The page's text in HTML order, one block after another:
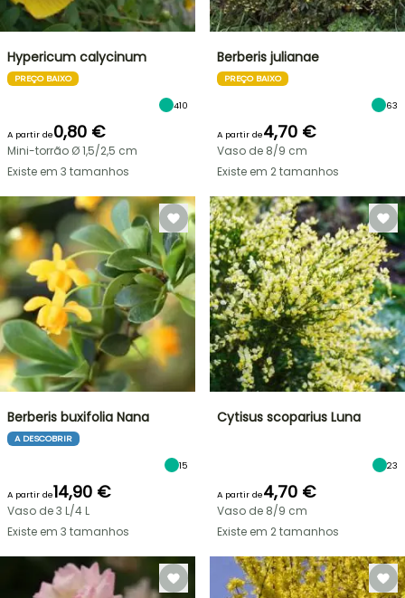
Hypericum calycinum
PREÇO BAIXO
410
A partir de0,80 €
Mini-torrão Ø 1,5/2,5 cm
Existe em 3 tamanhos
Berberis julianae
PREÇO BAIXO
63
A partir de4,70 €
Vaso de 8/9 cm
Existe em 2 tamanhos
Berberis buxifolia Nana
A DESCOBRIR
15
A partir de14,90 €
Vaso de 3 L/4 L
Existe em 3 tamanhos
Cytisus scoparius Luna
23
A partir de4,70 €
Vaso de 8/9 cm
Existe em 2 tamanhos